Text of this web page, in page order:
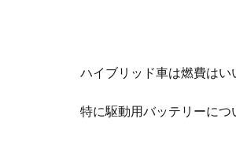
ハイブリッド車は燃費はい
特に駆動用バッテリーにつ